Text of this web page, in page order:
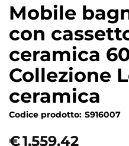
Mobile
con
ceramica
Collezione
ceramica
Codice prodotto: S916007
€1,559.42